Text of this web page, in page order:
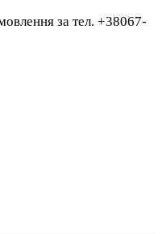
за тел. +38067-